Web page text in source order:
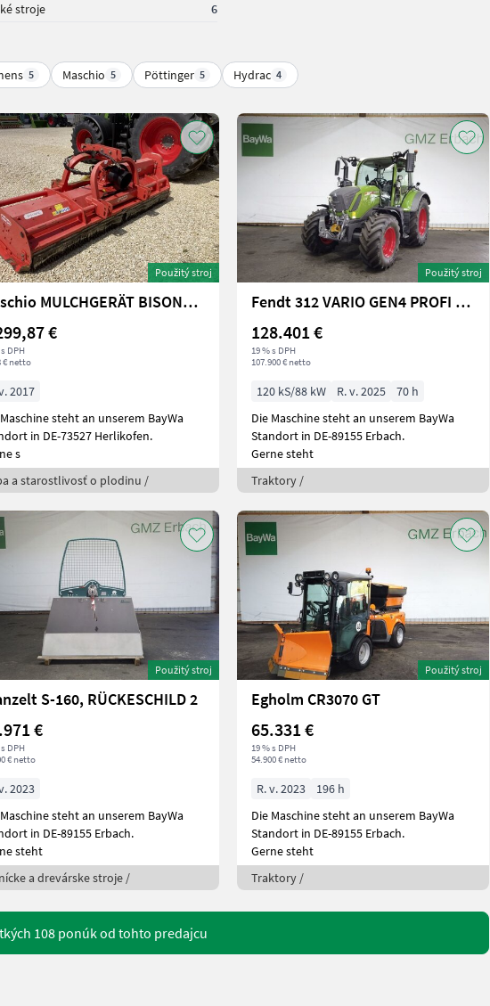
stroje 6
5 Maschio 5 Pöttinger 5 Hydrac 4
Použitý stroj
Maschio MULCHGERÄT BISONTE 280 "AB"
€
DPH
€ netto
2017
steht an unserem BayWa
in DE-73527 Herlikofen.
s
a starostlivosť o plodinu /
Použitý stroj
Fendt 312 VARIO GEN4 PROFI SET2
128.401 €
19 % s DPH
107.900 € netto
120 kS/88 kW R. v. 2025
70 h
Die Maschine steht an unserem BayWa
Standort in DE-89155 Erbach.
Gerne steht
Traktory /
Použitý stroj
S-160, RÜCKESCHILD 2
€
DPH
€ netto
2023
steht an unserem BayWa
in DE-89155 Erbach.
steht
a drevárske stroje /
Použitý stroj
Egholm CR3070 GT
65.331 €
19 % s DPH
54.900 € netto
R. v. 2023
196 h
Die Maschine steht an unserem BayWa
Standort in DE-89155 Erbach.
Gerne steht
Traktory /
108 ponúk od tohto predajcu